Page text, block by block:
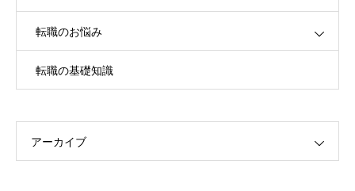
転職のお悩み
転職の基礎知識
アーカイブ